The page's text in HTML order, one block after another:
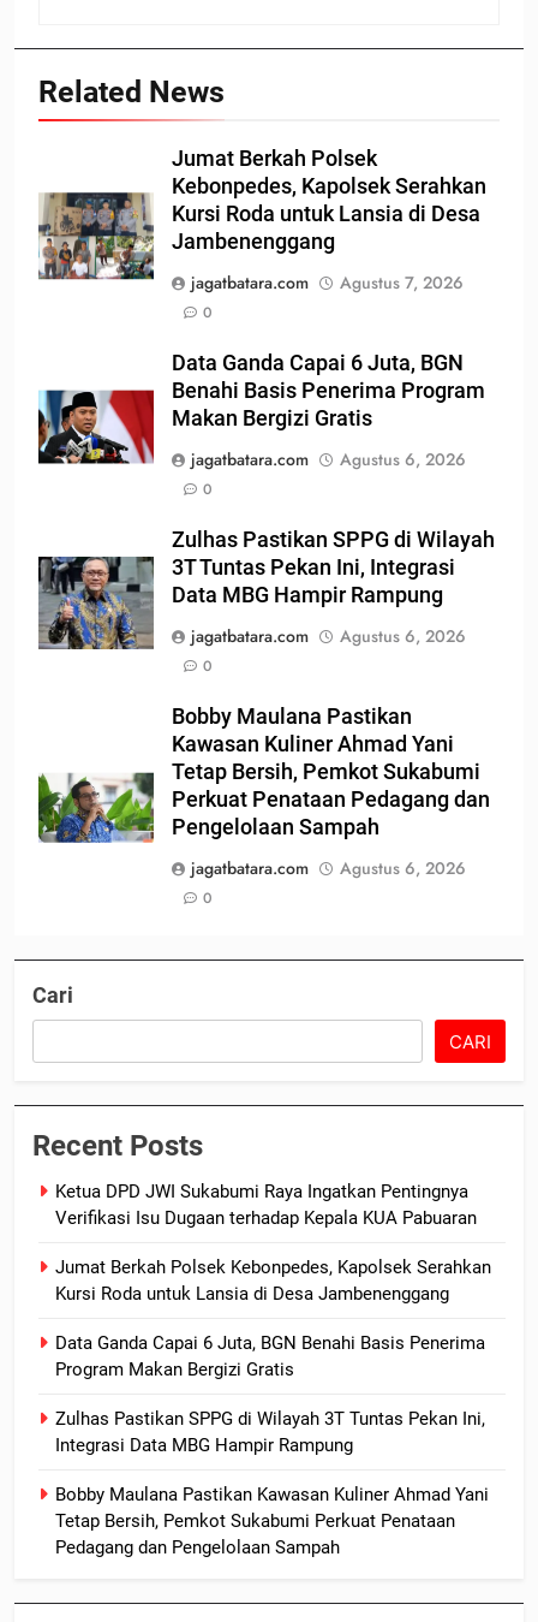
Related News
Jumat Berkah Polsek
Kebonpedes, Kapolsek Serahkan
Kursi Roda untuk Lansia di Desa
Jambenenggang
jagatbatara.com
Agustus 7, 2026
0
Data Ganda Capai 6 Juta, BGN
Benahi Basis Penerima Program
Makan Bergizi Gratis
jagatbatara.com
Agustus 6, 2026
0
Zulhas Pastikan SPPG di Wilayah
3T Tuntas Pekan Ini, Integrasi
Data MBG Hampir Rampung
jagatbatara.com
Agustus 6, 2026
0
Bobby Maulana Pastikan
Kawasan Kuliner Ahmad Yani
Tetap Bersih, Pemkot Sukabumi
Perkuat Penataan Pedagang dan
Pengelolaan Sampah
jagatbatara.com
Agustus 6, 2026
0
Cari
CARI
Recent Posts
Ketua DPD JWI Sukabumi Raya Ingatkan Pentingnya
Verifikasi Isu Dugaan terhadap Kepala KUA Pabuaran
Jumat Berkah Polsek Kebonpedes, Kapolsek Serahkan
Kursi Roda untuk Lansia di Desa Jambenenggang
Data Ganda Capai 6 Juta, BGN Benahi Basis Penerima
Program Makan Bergizi Gratis
Zulhas Pastikan SPPG di Wilayah 3T Tuntas Pekan Ini,
Integrasi Data MBG Hampir Rampung
Bobby Maulana Pastikan Kawasan Kuliner Ahmad Yani
Tetap Bersih, Pemkot Sukabumi Perkuat Penataan
Pedagang dan Pengelolaan Sampah